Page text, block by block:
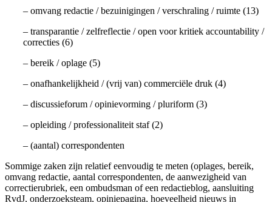
– omvang redactie / bezuinigingen / verschraling / ruimte (13)
– transparantie / zelfreflectie / open voor kritiek accountability /
correcties (6)
– bereik / oplage (5)
– onafhankelijkheid / (vrij van) commerciële druk (4)
– discussieforum / opinievorming / pluriform (3)
– opleiding / professionaliteit staf (2)
– (aantal) correspondenten
Sommige zaken zijn relatief eenvoudig te meten (oplages, bereik,
omvang redactie, aantal correspondenten, de aanwezigheid van
correctierubriek, een ombudsman of een redactieblog, aansluiting
RvdJ, onderzoeksteam, opiniepagina, hoeveelheid nieuws in